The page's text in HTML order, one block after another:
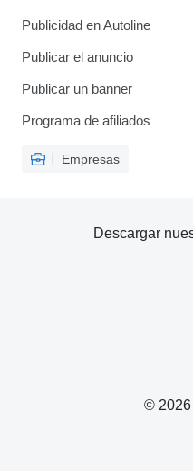
Publicidad en Autoline
Publicar el anuncio
Publicar un banner
Programa de afiliados
Empresas
© 2026
Descargar